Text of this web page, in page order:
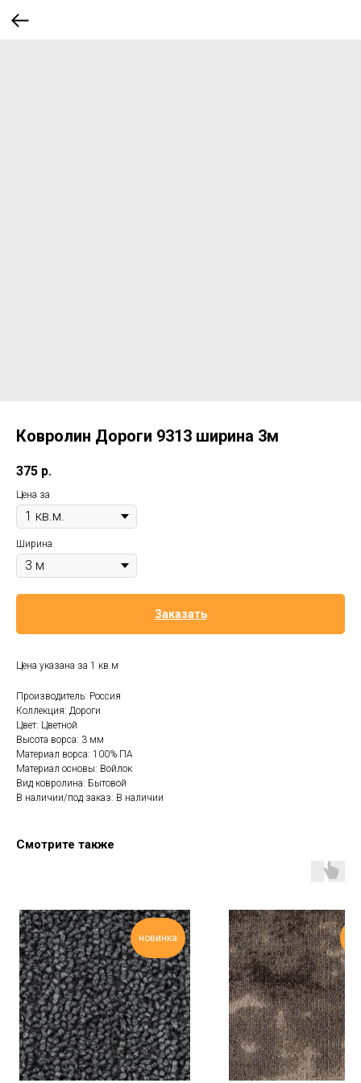
Ковролин Дороги 9313 ширина 3м
375 р.
Цена за
Ширина
Заказать
Цена указана за 1 кв.м
Производитель: Россия
Коллекция: Дороги
Цвет: Цветной
Высота ворса: 3 мм
Материал ворса: 100% ПА
Материал основы: Войлок
Вид ковролина: Бытовой
В наличии/под заказ: В наличии
Смотрите также
новинка